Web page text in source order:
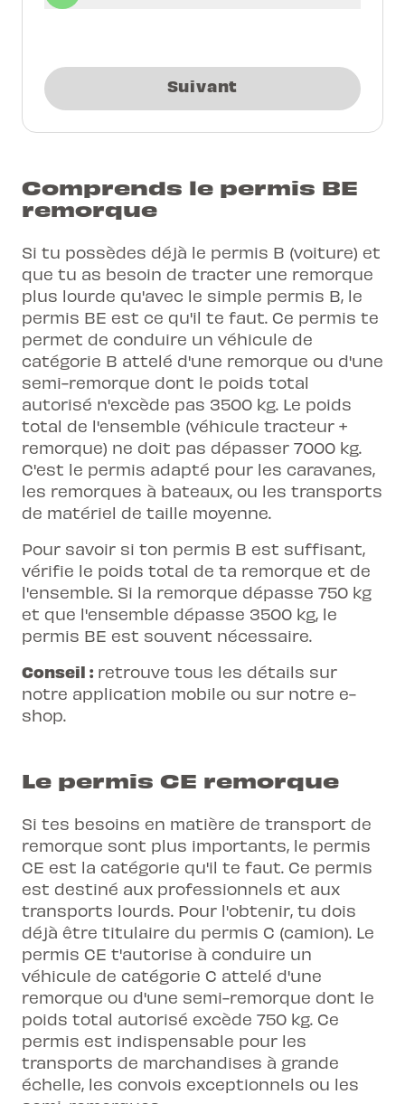
Suivant
Comprends le permis BE
remorque
Si tu possèdes déjà le permis B (voiture) et
que tu as besoin de tracter une remorque
plus lourde qu'avec le simple permis B, le
permis BE est ce qu'il te faut. Ce permis te
permet de conduire un véhicule de
catégorie B attelé d'une remorque ou d'une
semi-remorque dont le poids total
autorisé n'excède pas 3500 kg. Le poids
total de l'ensemble (véhicule tracteur +
remorque) ne doit pas dépasser 7000 kg.
C'est le permis adapté pour les caravanes,
les remorques à bateaux, ou les transports
de matériel de taille moyenne.
Pour savoir si ton permis B est suffisant,
vérifie le poids total de ta remorque et de
l'ensemble. Si la remorque dépasse 750 kg
et que l'ensemble dépasse 3500 kg, le
permis BE est souvent nécessaire.
Conseil : retrouve tous les détails sur
notre application mobile ou sur notre e-
shop.
Le permis CE remorque
Si tes besoins en matière de transport de
remorque sont plus importants, le permis
CE est la catégorie qu'il te faut. Ce permis
est destiné aux professionnels et aux
transports lourds. Pour l'obtenir, tu dois
déjà être titulaire du permis C (camion). Le
permis CE t'autorise à conduire un
véhicule de catégorie C attelé d'une
remorque ou d'une semi-remorque dont le
poids total autorisé excède 750 kg. Ce
permis est indispensable pour les
transports de marchandises à grande
échelle, les convois exceptionnels ou les